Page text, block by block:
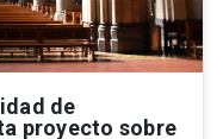
de
proyecto sobre